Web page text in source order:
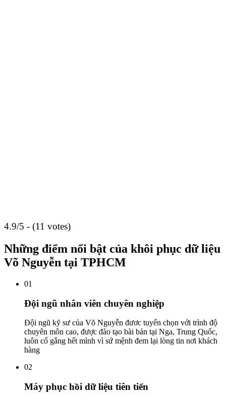
4.9/5 - (11 votes)
Những điểm nổi bật của khôi phục dữ liệu
Võ Nguyễn tại TPHCM
01
Đội ngũ nhân viên chuyên nghiệp
Đội ngũ kỹ sư của Võ Nguyễn đươc tuyển chọn với trình độ
chuyên môn cao, được đào tạo bài bản tại Nga, Trung Quốc,
luôn cố gắng hết mình vì sứ mệnh đem lại lòng tin nơi khách
hàng
02
Máy phục hồi dữ liệu tiên tiến